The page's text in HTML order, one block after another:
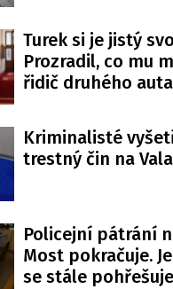
Turek si je jistý
Prozradil, co mu
řidič druhého auta
Kriminalisté
trestný čin na
Policejní pátrání
Most pokračuje.
se stále pohřešuje